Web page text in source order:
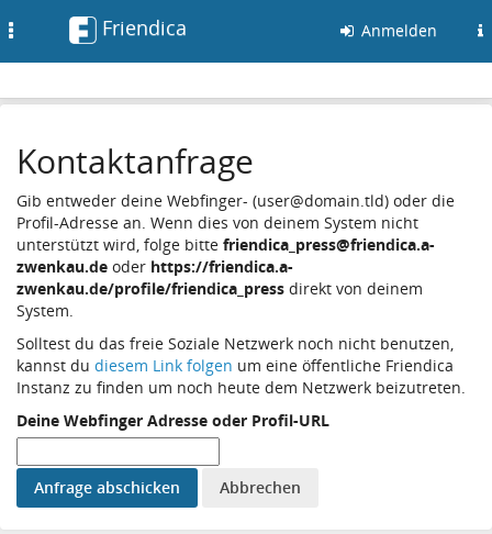
Friendica Anmelden
Kontaktanfrage
Gib entweder deine Webfinger- (user@domain.tld) oder die
Profil-Adresse an. Wenn dies von deinem System nicht
unterstützt wird, folge bitte friendica_press@friendica.a-
zwenkau.de oder https://friendica.a-
zwenkau.de/profile/friendica_press direkt von deinem
System.
Solltest du das freie Soziale Netzwerk noch nicht benutzen,
kannst du diesem Link folgen um eine öffentliche Friendica
Instanz zu finden um noch heute dem Netzwerk beizutreten.
Deine Webfinger Adresse oder Profil-URL